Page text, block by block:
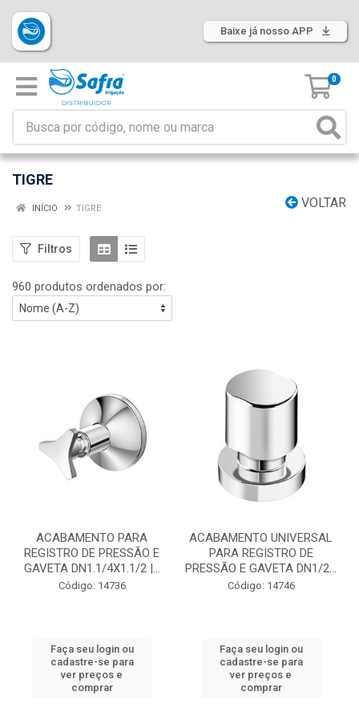
Baixe já nosso APP
0
TIGRE
VOLTAR
INÍCIO TIGRE
Filtros
960 produtos ordenados por:
ACABAMENTO PARA
REGISTRO DE PRESSÃO E
GAVETA DN1.1/4X1.1/2 |...
Código: 14736
Faça seu login ou
cadastre-se para
ver preços e
comprar
ACABAMENTO UNIVERSAL
PARA REGISTRO DE
PRESSÃO E GAVETA DN1/2...
Código: 14746
Faça seu login ou
cadastre-se para
ver preços e
comprar